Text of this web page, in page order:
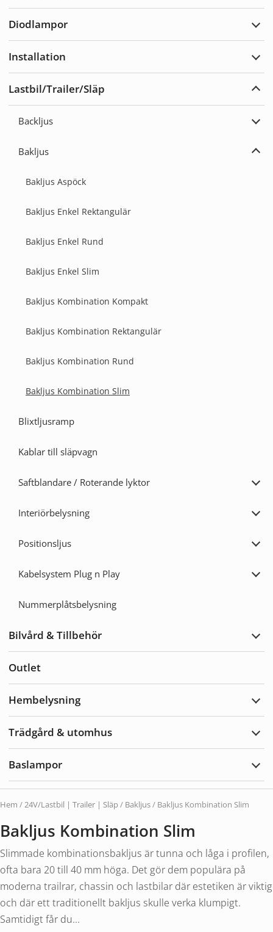
Diodlampor
Installation
Lastbil/Trailer/Släp
Backljus
Bakljus
Bakljus Aspöck
Bakljus Enkel Rektangulär
Bakljus Enkel Rund
Bakljus Enkel Slim
Bakljus Kombination Kompakt
Bakljus Kombination Rektangulär
Bakljus Kombination Rund
Bakljus Kombination Slim
Blixtljusramp
Kablar till släpvagn
Saftblandare / Roterande lyktor
Interiörbelysning
Positionsljus
Kabelsystem Plug n Play
Nummerplåtsbelysning
Bilvård & Tillbehör
Outlet
Hembelysning
Trädgård & utomhus
Baslampor
Hem /24V/Lastbil | Trailer | Släp/ Bakljus/ Bakljus Kombination Slim
Bakljus Kombination Slim
Slimmade kombinationsbakljus är tunna och låga i profilen,
ofta bara 20 till 40 mm höga. Det gör dem populära på
moderna trailrar, chassin och lastbilar där estetiken är viktig
och där ett traditionellt bakljus skulle verka klumpigt.
Samtidigt får du...